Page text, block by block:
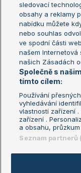
Aktualní trendy
Fotbalové přestupy
Livesport Daily
LS Prague Open
Podmínky užití
GDPR a žurnalistika
Kontakt
sledovací
obsahy a reklamy
nabídku můžete
nebo souhlas
ve spodní části
našem Internetová
našich Zásadách
Společně s
tímto cílem:
Používání
vyhledávání
vlastností zařízení
zařízení .
a obsahu,
Seznam partnerů